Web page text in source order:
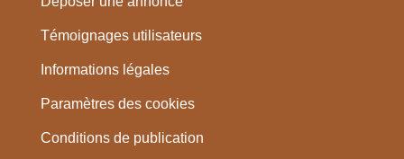
Témoignages utilisateurs
Informations légales
Paramètres des cookies
Conditions de publication